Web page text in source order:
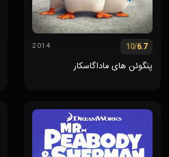
6.7
/10
2014
پنگوئن های ماداگاسکار